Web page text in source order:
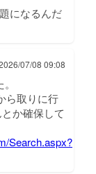
になるんだ
07/08 09:08
ら取りに行
か確保して
Search.aspx?